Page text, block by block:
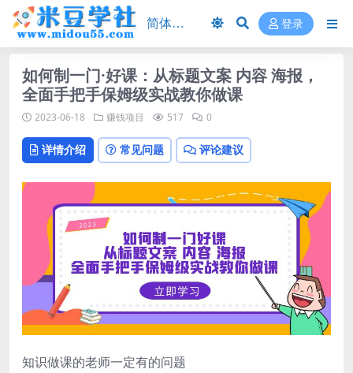
登录
如何制一门·好课：从标题文案 内容 海报，
全面手把手保姆级实战教你做课
2023-06-18 赚钱项目 517 0
详情介绍 常见问题 评论建议
知识做课的老师一定有的问题